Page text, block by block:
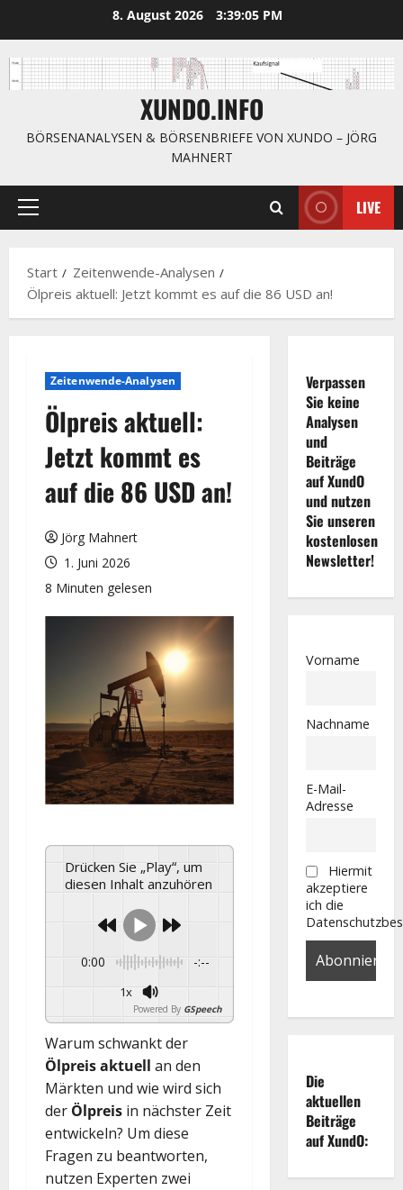
springen
8. August 2026 3:39:06 PM
XUNDO.INFO
BÖRSENANALYSEN & BÖRSENBRIEFE VON XUNDO – JÖRG
MAHNERT
Primäres
LIVE
Start
Zeitenwende-Analysen
Ölpreis aktuell: Jetzt kommt es auf die 86 USD an!
Zeitenwende-Analysen
Ölpreis aktuell:
Jetzt kommt es
auf die 86 USD an!
Jörg Mahnert
1. Juni 2026
8 Minuten gelesen
Drücken Sie „Play“, um
diesen Inhalt anzuhören
0:00 -:--
1x
Powered By GSpeech
Ölpreis aktuell an den
Märkten und wie wird sich
der Ölpreis in nächster Zeit
entwickeln? Um diese
Fragen zu beantworten,
nutzen Experten zwei
Verpassen
Sie keine
Analysen
und
Beiträge
auf XundO
und nutzen
Sie unseren
kostenlosen
Newsletter!
Vorname
Nachname
E-Mail-
Adresse
Hiermit
akzeptiere
ich die
Die
aktuellen
Beiträge
auf XundO: